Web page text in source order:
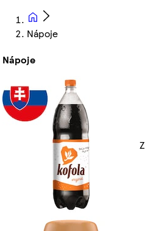
Nápoje
Nápoje